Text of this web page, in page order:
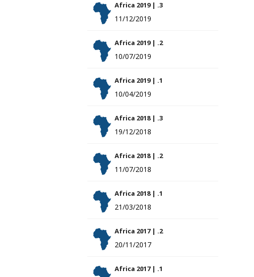
Africa 2019 | .3
11/12/2019
Africa 2019 | .2
10/07/2019
Africa 2019 | .1
10/04/2019
Africa 2018 | .3
19/12/2018
Africa 2018 | .2
11/07/2018
Africa 2018 | .1
21/03/2018
Africa 2017 | .2
20/11/2017
Africa 2017 | .1